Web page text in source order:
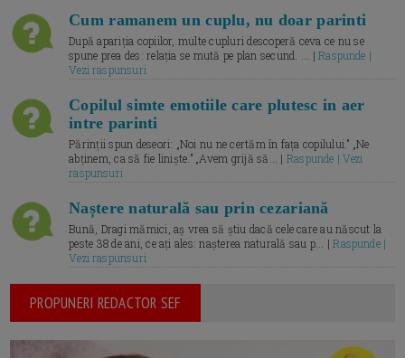
Cum ramanem un cuplu, nu doar parinti
După apariția copiilor, multe cupluri descoperă ceva ce nu se
spune prea des: relația se mută pe plan secund. ... |Raspunde |
Vezi raspunsuri
Copilul simte emotiile care plutesc in aer
intre parinti
Părinții spun deseori: „Noi nu ne certăm în fața copilului.” „Ne
abținem, ca să fie liniște.” „Avem grijă să... | Raspunde | Vezi
raspunsuri
Naștere naturală sau prin cezariană
Bună, Dragi mămici, aș vrea să știu dacă cele care au născut la
peste 38 de ani, ce ați ales: nașterea naturală sau p... |Raspunde |
Vezi raspunsuri
PROPUNERI REDACTOR SEF